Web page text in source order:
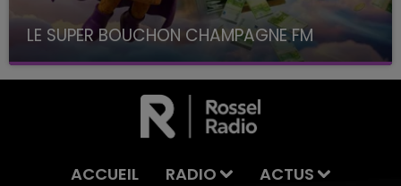
LE SUPER BOUCHON CHAMPAGNE FM
avec La Famille Champagne FM, à 8H10
ACCUEIL RADIO
ACTUS